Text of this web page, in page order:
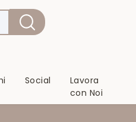
Social
Lavora
con Noi